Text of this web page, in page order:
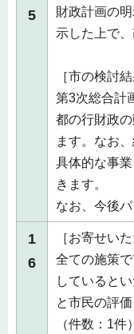
5
財政計画の
示した上で
［市の検討結
第3次総合計
都の行財政
ます。なお
具体的な事
きます。
なお、今後
1
6
［お寄せい
全ての施策
していると
と市民の評
（件数：1件）